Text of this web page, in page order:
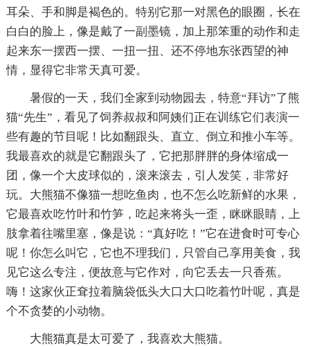
耳朵、手和脚是褐色的。特别它那一对黑色的眼圈，长在
白白的脸上，像是戴了一副墨镜，加上那笨重的动作和走
起来东一摆西一摆、一扭一扭、还不停地东张西望的神
情，显得它非常天真可爱。
暑假的一天，我们全家到动物园去，特意“拜访”了熊
猫“先生”，看见了饲养叔叔和阿姨们正在训练它们表演一
些有趣的节目呢！比如翻跟头、直立、倒立和推小车等。
我最喜欢的就是它翻跟头了，它把那胖胖的身体缩成一
团，像一个大皮球似的，滚来滚去，引人发笑，非常好
玩。大熊猫不像猫一想吃鱼肉，也不怎么吃新鲜的水果，
它最喜欢吃竹叶和竹笋，吃起来将头一歪，眯眯眼睛，上
肢拿着往嘴里塞，像是说：“真好吃！”它在进食时可专心
呢！你怎么叫它，它也不理我们，只管自己享用美食，我
见它这么专注，便故意与它作对，向它丢去一只香蕉。
嗨！这家伙正耷拉着脑袋低头大口大口吃着竹叶呢，真是
个不贪婪的小动物。
大熊猫真是太可爱了，我喜欢大熊猫。